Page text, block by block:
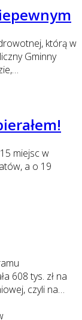
którą w
Gminny
…
miejsc w
a o 19
608 tys. zł na
czyli na…